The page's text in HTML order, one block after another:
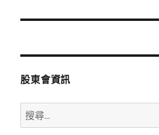
篇
章:
股東會資訊
搜
尋